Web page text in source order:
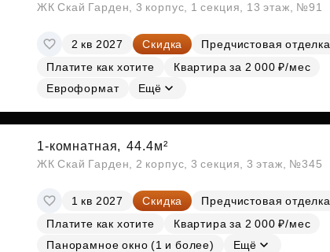
ЖК Скай Гарден, 3 корпус, 1 секция, 13 этаж, №91
2 кв 2027 Скидка
Предчистовая отделка
Платите как хотите
Квартира за 2 000 ₽/мес
Евроформат
Ещё
1-комнатная, 44.4м²
ЖК Скай Гарден, 2 корпус, 3 секция, 3 этаж, №345
1 кв 2027 Скидка
Предчистовая отделка
Платите как хотите
Квартира за 2 000 ₽/мес
Панорамное окно (1 и более)
Ещё